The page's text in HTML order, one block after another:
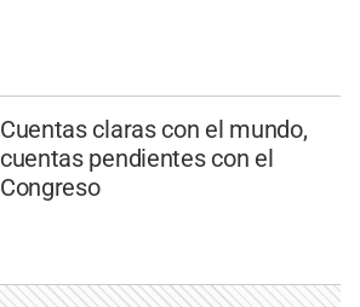
Cuentas claras con el mundo,
cuentas pendientes con el
Congreso